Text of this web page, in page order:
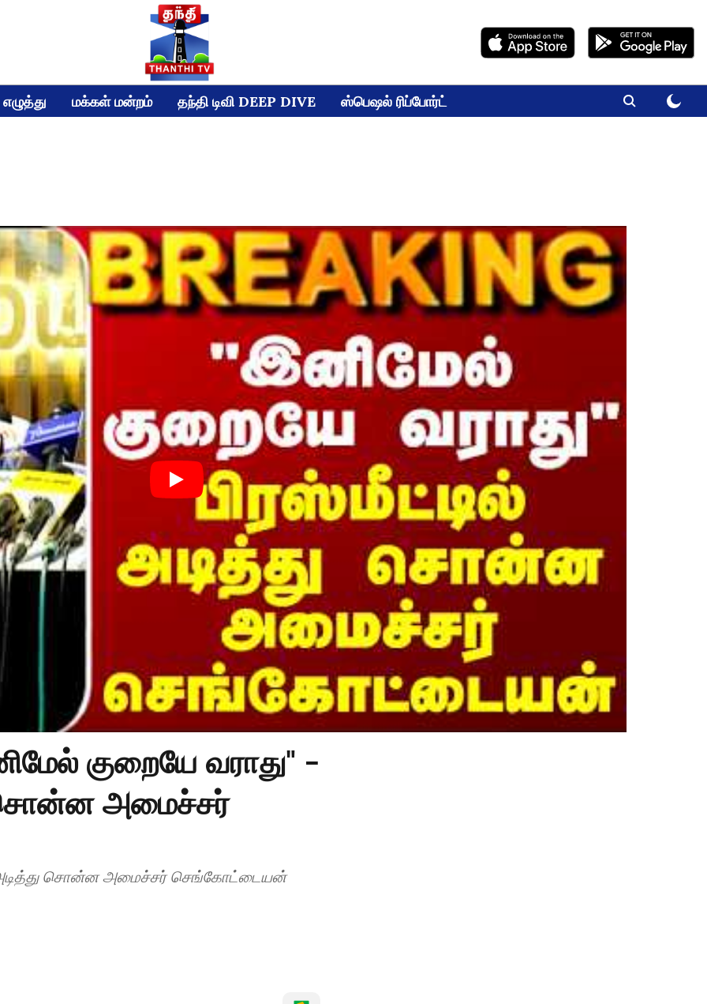
மக்கள் மன்றம் தந்தி டிவி DEEP DIVE ஸ்பெஷல் ரிப்போர்ட்
குறையே வராது" -
சொன்ன அமைச்சர்
- பிரஸ்மீட்டில் அடித்து சொன்ன அமைச்சர் செங்கோட்டையன்